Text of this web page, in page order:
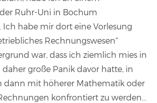
Ruhr-Uni in Bochum
habe mir dort eine Vorlesung
Rechnungswesen“
war, dass ich ziemlich mies in
große Panik davor hatte, in
dann mit höherer Mathematik oder
konfrontiert zu werden…